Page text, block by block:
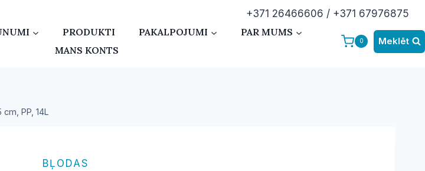
+371 26466606 / +371 67976875
PRODUKTI PAKALPOJUMI
PAR MUMS
MANS KONTS
0 Meklēt
PP, 14L
BĻODAS